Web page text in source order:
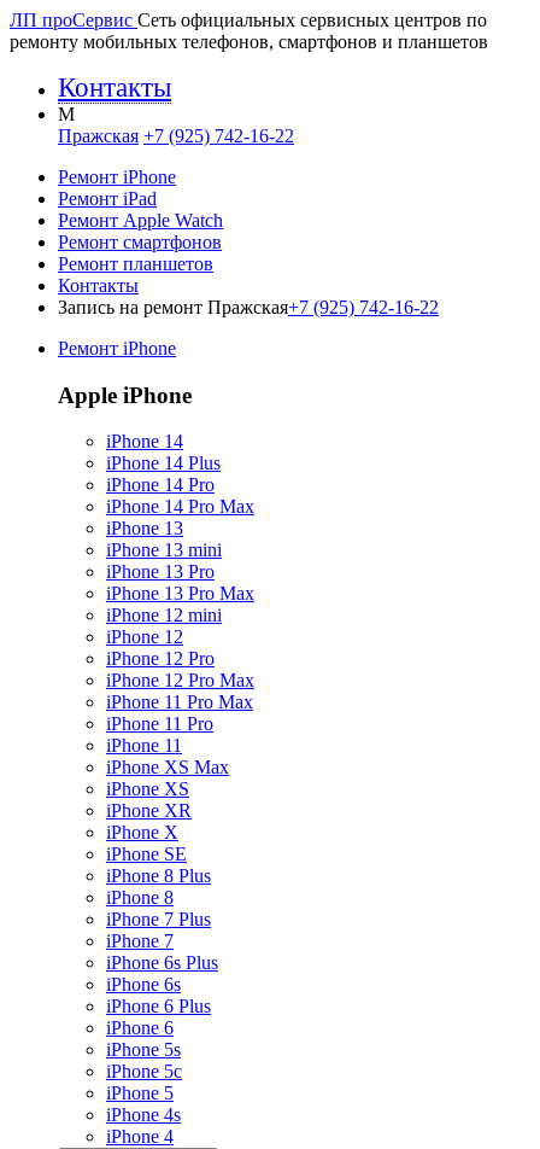
ЛП проСервис Сеть официальных сервисных центров по
ремонту мобильных телефонов, смартфонов и планшетов
Контакты
M
Пражская +7 (925) 742-16-22
Ремонт iPhone
Ремонт iPad
Ремонт Apple Watch
Ремонт смартфонов
Ремонт планшетов
Контакты
Запись на ремонт Пражская+7 (925) 742-16-22
Ремонт iPhone
Apple iPhone
iPhone 14
iPhone 14 Plus
iPhone 14 Pro
iPhone 14 Pro Max
iPhone 13
iPhone 13 mini
iPhone 13 Pro
iPhone 13 Pro Max
iPhone 12 mini
iPhone 12
iPhone 12 Pro
iPhone 12 Pro Max
iPhone 11 Pro Max
iPhone 11 Pro
iPhone 11
iPhone XS Max
iPhone XS
iPhone XR
iPhone X
iPhone SE
iPhone 8 Plus
iPhone 8
iPhone 7 Plus
iPhone 7
iPhone 6s Plus
iPhone 6s
iPhone 6 Plus
iPhone 6
iPhone 5s
iPhone 5c
iPhone 5
iPhone 4s
iPhone 4